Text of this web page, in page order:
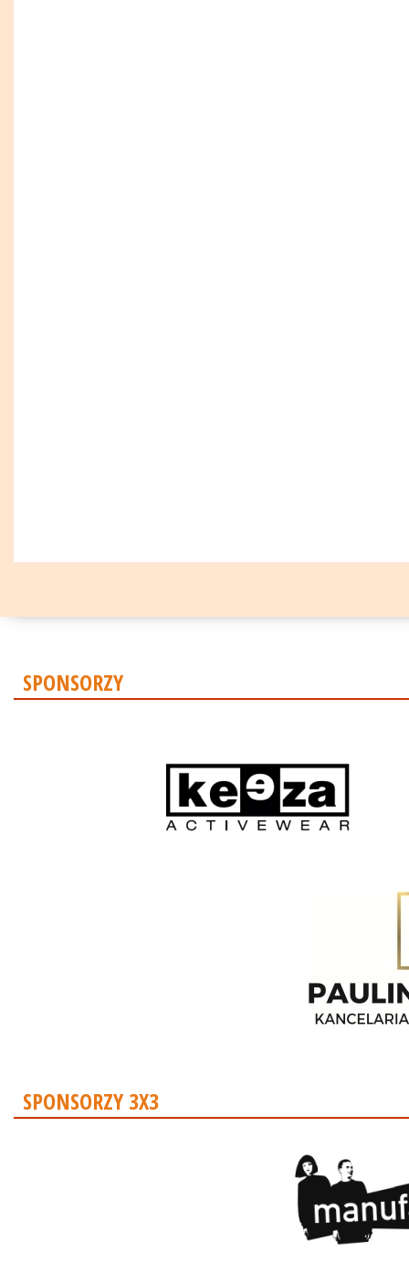
SPONSORZY
SPONSORZY 3X3